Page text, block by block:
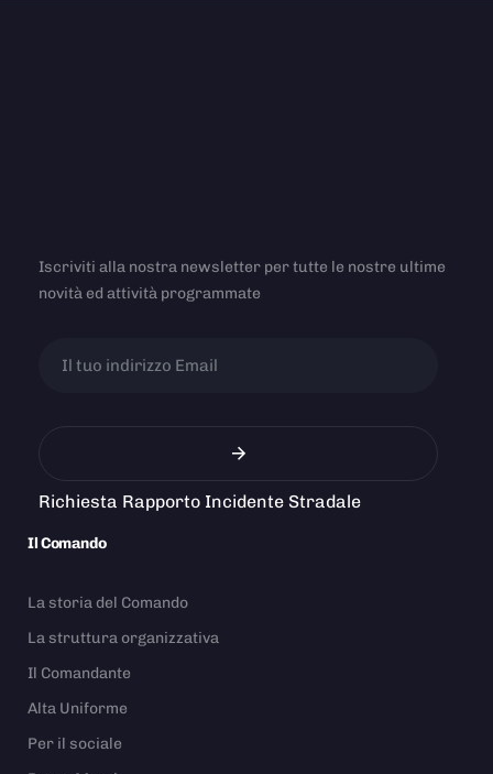
Iscriviti alla nostra newsletter per tutte le nostre ultime
novità ed attività programmate
Richiesta Rapporto Incidente Stradale
Il Comando
La storia del Comando
La struttura organizzativa
Il Comandante
Alta Uniforme
Per il sociale